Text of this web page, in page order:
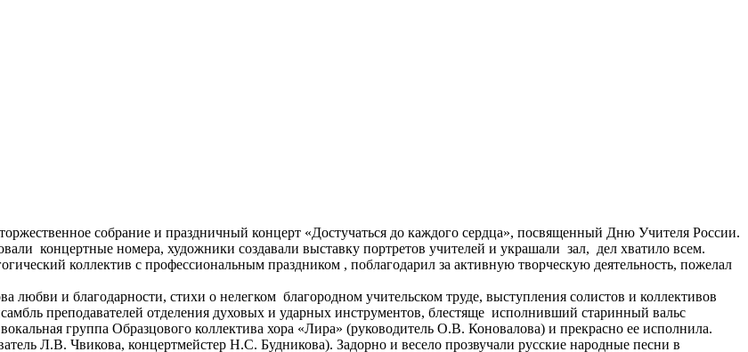
собрание и праздничный концерт «Достучаться до каждого сердца», посвященный Дню Учителя России.
концертные номера, художники создавали выставку портретов учителей и украшали зал, дел хватило всем.
коллектив с профессиональным праздником , поблагодарил за активную творческую деятельность, пожелал
и благодарности, стихи о нелегком благородном учительском труде, выступления солистов и коллективов
преподавателей отделения духовых и ударных инструментов, блестяще исполнивший старинный вальс
группа Образцового коллектива хора «Лира» (руководитель О.В. Коновалова) и прекрасно ее исполнила.
Л.В. Чвикова, концертмейстер Н.С. Будникова). Задорно и весело прозвучали русские народные песни в